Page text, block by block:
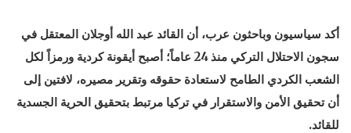
أكد سياسيون وباحثون عرب، أن القائد عبد الله أوجلان المعتقل في
سجون الاحتلال التركي منذ 24 عاماً؛ أصبح أيقونة كردية ورمزاً لكل
الشعب الكردي الطامح لاستعادة حقوقه وتقرير مصيره، لافتين إلى
أن تحقيق الأمن والاستقرار في تركيا مرتبط بتحقيق الحرية الجسدية
للقائد.